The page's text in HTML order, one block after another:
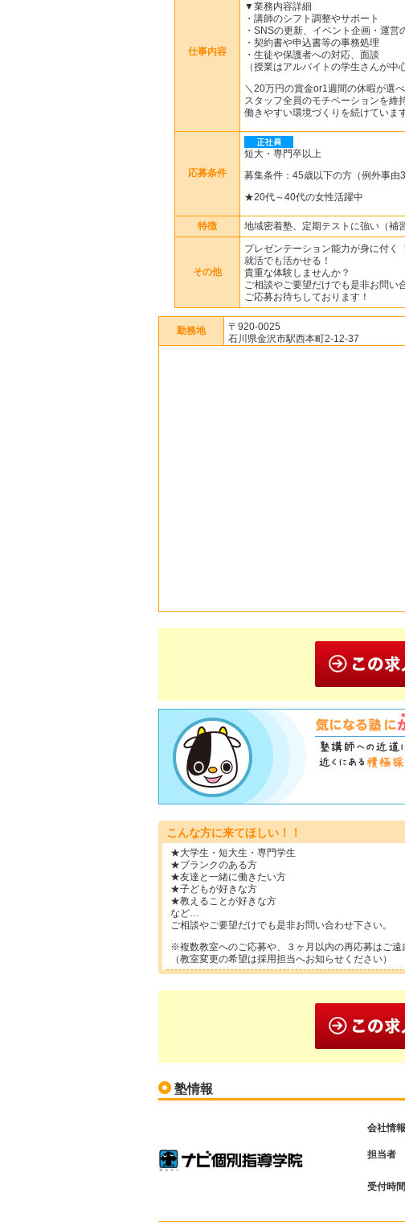
仕事内容
▼業務内容詳細
・講師のシフト調整やサポート
・SNSの更新、イベント企画・運営
・契約書や申込書等の事務処理
・生徒や保護者への対応、面談
（授業はアルバイトの学生さんが中
＼20万円の賞金or1週間の休暇が選
スタッフ全員のモチベーションを維
働きやすい環境づくりを続けていま
応募条件
短大・専門卒以上
募集条件：45歳以下の方（例外事由
★20代～40代の女性活躍中
特徴 地域密着塾、定期テストに強い（補
その他
プレゼンテーション能力が身に付く︕
就活でも活かせる！
貴重な体験しませんか？
ご相談やご要望だけでも是非お問い
ご応募お待ちしております！
勤務地
〒920-0025
石川県金沢市駅西本町2-12-37
こんな方に来てほしい！！
★大学生・短大生・専門学生
★ブランクのある方
★友達と一緒に働きたい方
★子どもが好きな方
★教えることが好きな方
など…
ご相談やご要望だけでも是非お問い合わせ下さい。
※複数教室へのご応募や、３ヶ月以内の再応募はご遠
（教室変更の希望は採用担当へお知らせください）
塾情報
会社情報
担当者
受付時間